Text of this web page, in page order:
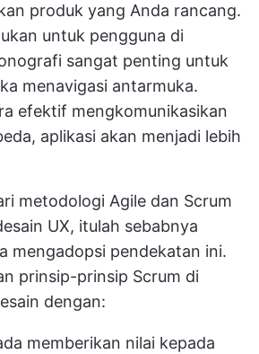
produk yang Anda rancang.
untuk pengguna di
sangat penting untuk
menavigasi antarmuka.
efektif mengkomunikasikan
aplikasi akan menjadi lebih
metodologi Agile dan Scrum
UX, itulah sebabnya
mengadopsi pendekatan ini.
prinsip-prinsip Scrum di
dengan:
memberikan nilai kepada